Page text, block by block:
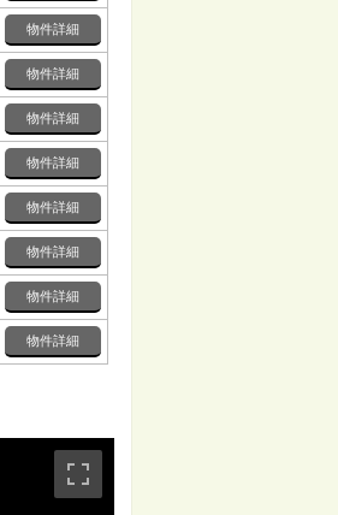
物件詳細
物件詳細
物件詳細
物件詳細
物件詳細
物件詳細
物件詳細
物件詳細